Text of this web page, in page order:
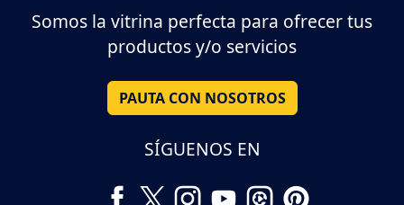
Somos la vitrina perfecta para ofrecer tus
productos y/o servicios
PAUTA CON NOSOTROS
SÍGUENOS EN